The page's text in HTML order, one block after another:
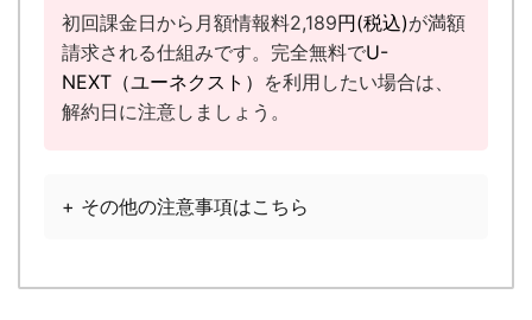
初回課金日から月額情報料2,189円(税込)が満額
請求される仕組みです。完全無料でU-
NEXT（ユーネクスト） を利用したい場合は、
解約日に注意しましょう。
+ その他の注意事項はこちら